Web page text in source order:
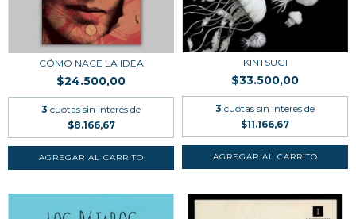
CÓMO NACE LA IDEA
$24.500,00
3 cuotas sin interés de
$8.166,67
KINTSUGI
$33.500,00
3 cuotas sin interés de
$11.166,67